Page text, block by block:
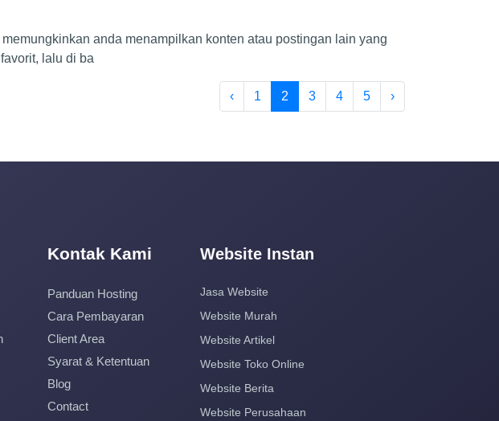
anda menampilkan konten atau postingan lain yang
lalu di ba
‹ 1 2 3 4 5 ›
Kontak Kami
Panduan Hosting
Cara Pembayaran
Client Area
Syarat & Ketentuan
Blog
Contact
Website Instan
Jasa Website
Website Murah
Website Artikel
Website Toko Online
Website Berita
Website Perusahaan